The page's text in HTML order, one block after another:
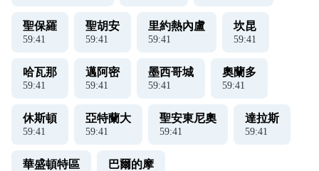
聖保羅
59:41
聖胡安
59:41
里約熱內盧
59:41
坎昆
59:41
哈瓦那
59:41
邁阿密
59:41
墨西哥城
59:41
奧蘭多
59:41
休斯頓
59:41
亞特蘭大
59:41
聖安東尼奧
59:41
達拉斯
59:41
華盛頓特區 巴爾的摩